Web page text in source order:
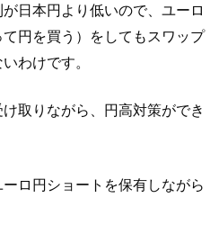
日本円より低いので、ユーロ
円を買う）をしてもスワップ
わけです。
取りながら、円高対策ができ
ロ円ショートを保有しながら